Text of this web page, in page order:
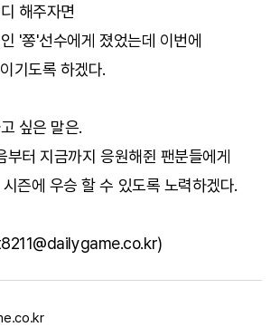
해주자면
'쫑'선수에게 졌었는데 이번에
기도록 하겠다.
싶은 말은.
터 지금까지 응원해쥔 팬분들에게
즌에 우승 할 수 있도록 노력하겠다.